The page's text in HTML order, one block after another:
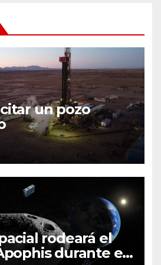
un pozo
rodeará el
durante el